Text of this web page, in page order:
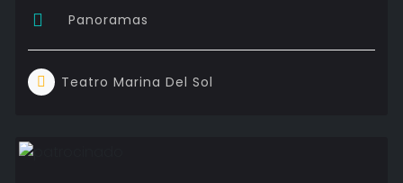
Panoramas
Teatro Marina Del Sol